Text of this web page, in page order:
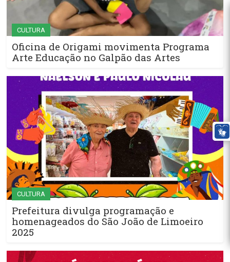
CULTURA
Oficina de Origami movimenta Programa
Arte Educação no Galpão das Artes
CULTURA
Prefeitura divulga programação e
homenageados do São João de Limoeiro
2025